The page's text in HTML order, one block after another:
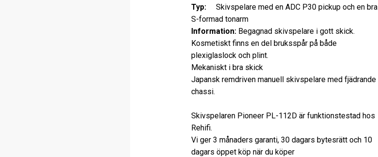
Typ:
Skivspelare med en ADC P30 pickup och en bra
S-formad tonarm
Information:Begagnad skivspelare i gott skick.
Kosmetiskt finns en del bruksspår på både
plexiglaslock och plint.
Mekaniskt i bra skick
Japansk remdriven manuell skivspelare med fjädrande
chassi.
Skivspelaren Pioneer PL-112D är funktionstestad hos
Rehifi.
Vi ger 3 månaders garanti, 30 dagars bytesrätt och 10
dagars öppet köp när du köper